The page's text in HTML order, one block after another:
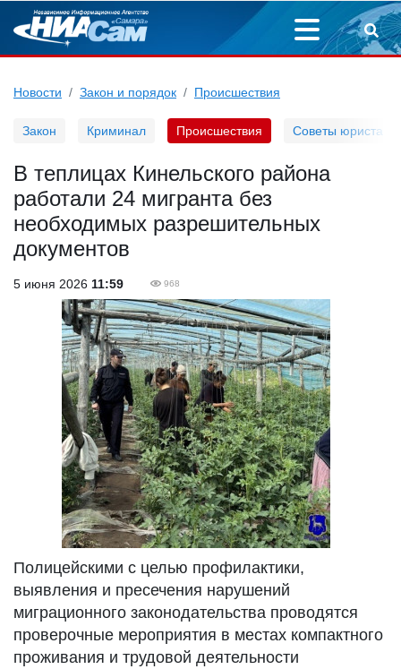
Новости Закон и порядок Происшествия
Закон Криминал Происшествия Советы юриста
В теплицах Кинельского района
работали 24 мигранта без
необходимых разрешительных
документов
5 июня 2026 11:59 968
Полицейскими с целью профилактики,
выявления и пресечения нарушений
миграционного законодательства проводятся
проверочные мероприятия в местах компактного
проживания и трудовой деятельности